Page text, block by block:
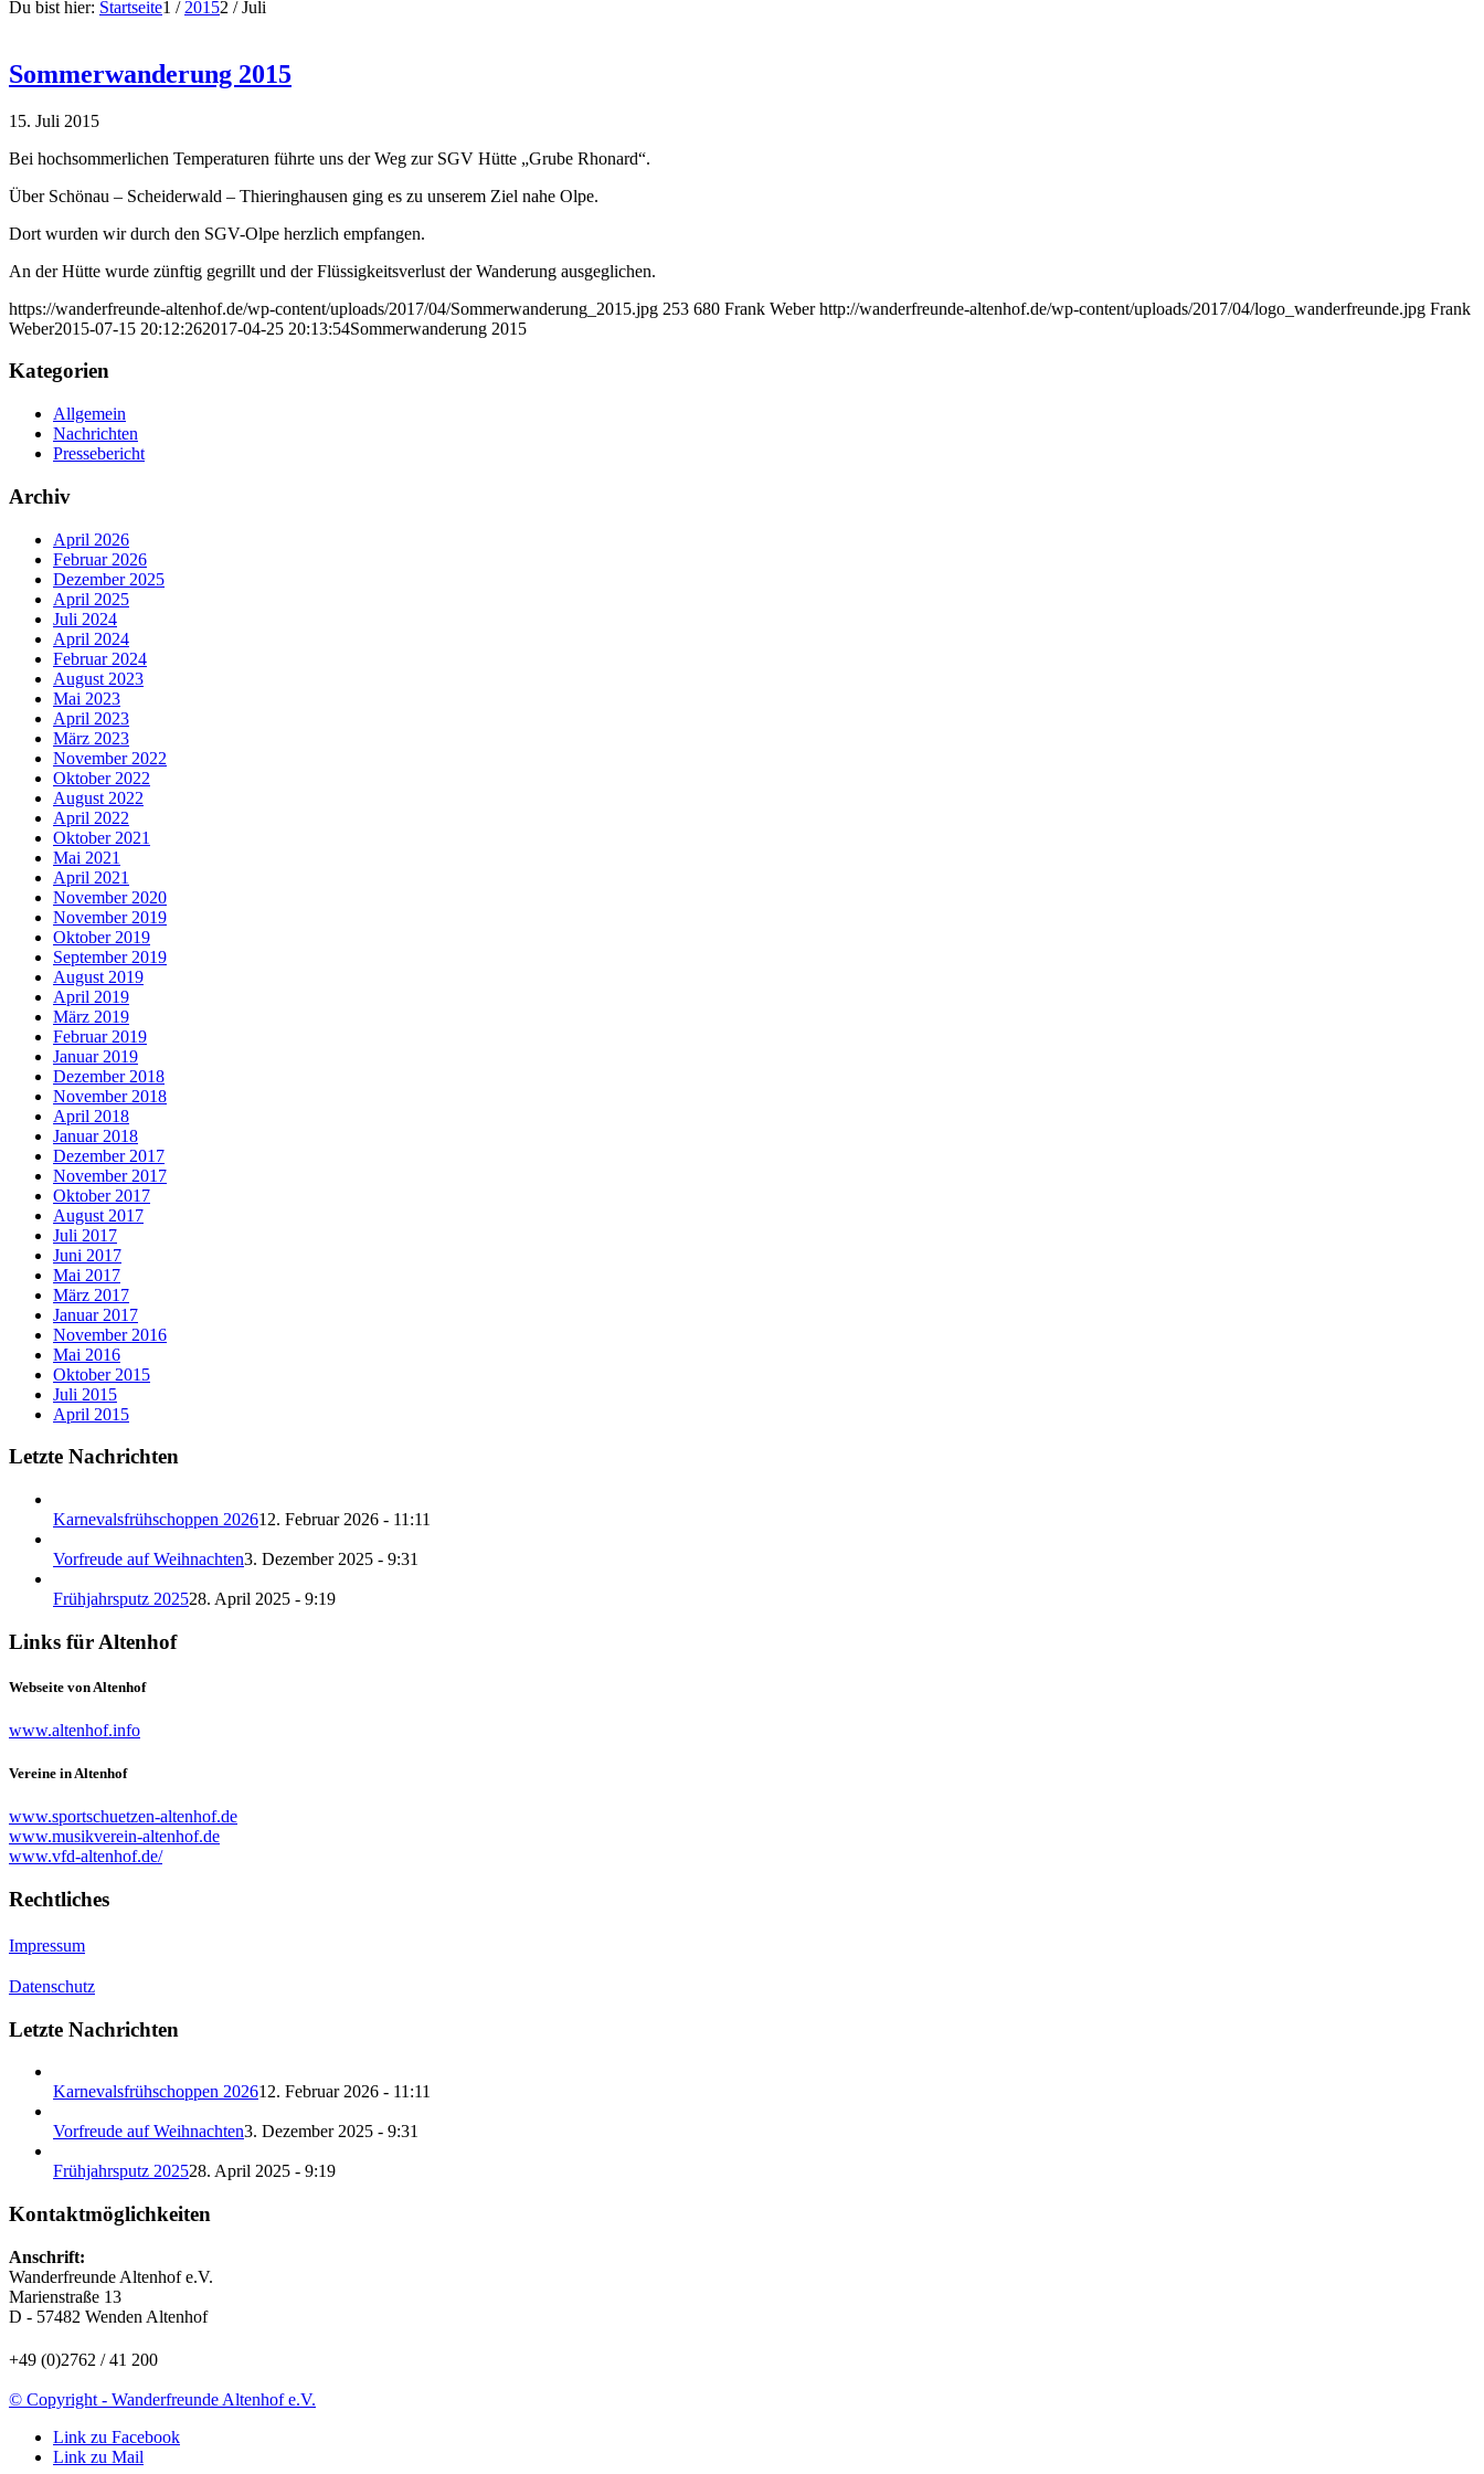
Du bist hier: Startseite1 / 20152 / Juli
Sommerwanderung 2015
15. Juli 2015
Bei hochsommerlichen Temperaturen führte uns der Weg zur SGV Hütte „Grube Rhonard“.
Über Schönau – Scheiderwald – Thieringhausen ging es zu unserem Ziel nahe Olpe.
Dort wurden wir durch den SGV-Olpe herzlich empfangen.
An der Hütte wurde zünftig gegrillt und der Flüssigkeitsverlust der Wanderung ausgeglichen.
https://wanderfreunde-altenhof.de/wp-content/uploads/2017/04/Sommerwanderung_2015.jpg 253 680 Frank Weber http://wanderfreunde-altenhof.de/wp-content/uploads/2017/04/logo_wanderfreunde.jpg Frank
Weber2015-07-15 20:12:262017-04-25 20:13:54Sommerwanderung 2015
Kategorien
Allgemein
Nachrichten
Pressebericht
Archiv
April 2026
Februar 2026
Dezember 2025
April 2025
Juli 2024
April 2024
Februar 2024
August 2023
Mai 2023
April 2023
März 2023
November 2022
Oktober 2022
August 2022
April 2022
Oktober 2021
Mai 2021
April 2021
November 2020
November 2019
Oktober 2019
September 2019
August 2019
April 2019
März 2019
Februar 2019
Januar 2019
Dezember 2018
November 2018
April 2018
Januar 2018
Dezember 2017
November 2017
Oktober 2017
August 2017
Juli 2017
Juni 2017
Mai 2017
März 2017
Januar 2017
November 2016
Mai 2016
Oktober 2015
Juli 2015
April 2015
Letzte Nachrichten
Karnevalsfrühschoppen 202612. Februar 2026 - 11:11
Vorfreude auf Weihnachten3. Dezember 2025 - 9:31
Frühjahrsputz 202528. April 2025 - 9:19
Links für Altenhof
Webseite von Altenhof
www.altenhof.info
Vereine in Altenhof
www.sportschuetzen-altenhof.de
www.musikverein-altenhof.de
www.vfd-altenhof.de/
Rechtliches
Impressum
Datenschutz
Letzte Nachrichten
Karnevalsfrühschoppen 202612. Februar 2026 - 11:11
Vorfreude auf Weihnachten3. Dezember 2025 - 9:31
Frühjahrsputz 202528. April 2025 - 9:19
Kontaktmöglichkeiten
Anschrift:
Wanderfreunde Altenhof e.V.
Marienstraße 13
D - 57482 Wenden Altenhof
+49 (0)2762 / 41 200
© Copyright - Wanderfreunde Altenhof e.V.
Link zu Facebook
Link zu Mail